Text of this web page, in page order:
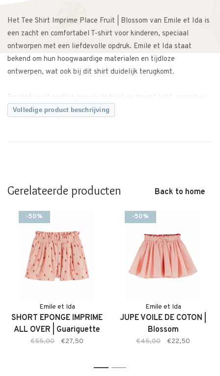
Het Tee Shirt Imprime Place Fruit | Blossom van Emile et Ida is
een zacht en comfortabel T-shirt voor kinderen, speciaal
ontworpen met een liefdevolle opdruk. Emile et Ida staat
bekend om hun hoogwaardige materialen en tijdloze
ontwerpen, wat ook bij dit shirt duidelijk terugkomt.
De stof voelt prettig aan op de huid en draagt licht, waardoor
het T-shirt geschikt is voor dagelijks gebruik, school en
T-shirt een warme en stijlvolle uitstraling en maken het
eenvoudig te combineren met een broek, rok of short uit de
Emile et Ida kinderkleding collectie.
Kenmerken:
• Kinder T-shirt van Emile et Ida
• Zachte en comfortabele stof
• Opdruk met Fruit thema
• Lichte kleur Roze
• Geschikt voor dagelijks gebruik en speciale momenten
Emile et Ida valt qua maat wat kleiner. Ons advies is dan ook
een maat groter te bestellen.
Volledige product beschrijving
Gerelateerde producten Back to home
-50%
Emile et Ida
SHORT EPONGE IMPRIME
ALL OVER | Guariguette
€55,00 €27,50
-50%
Emile et Ida
JUPE VOILE DE COTON |
Blossom
€45,00 €22,50
1 2